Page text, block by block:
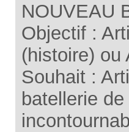
NOUVEAU
Objectif :
(histoire)
Souhait :
batellerie